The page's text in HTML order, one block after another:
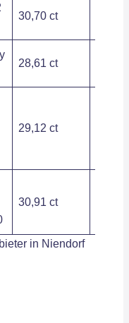
30,70 ct
28,61 ct
29,12 ct
30,91 ct
in Niendorf